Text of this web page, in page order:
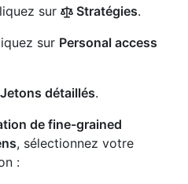
sur
Stratégies.
sur Personal access
Jetons détaillés.
de fine-grained
, sélectionnez votre
: